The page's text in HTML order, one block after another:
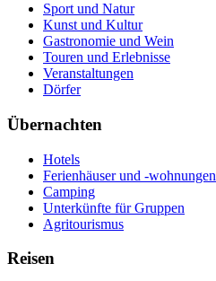
Sport und Natur
Kunst und Kultur
Gastronomie und Wein
Touren und Erlebnisse
Veranstaltungen
Dörfer
Übernachten
Hotels
Ferienhäuser und -wohnungen
Camping
Unterkünfte für Gruppen
Agritourismus
Reisen